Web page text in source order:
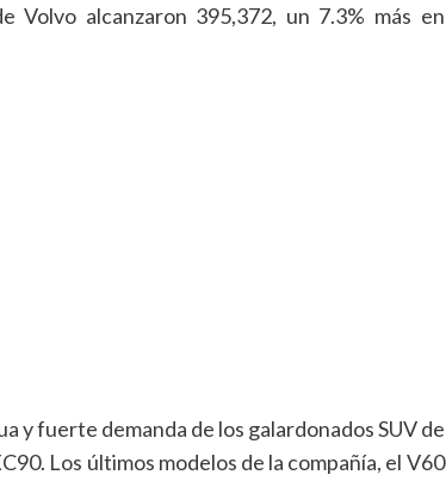
alcanzaron 395,372, un 7.3% más en
y fuerte demanda de los galardonados SUV de
Los últimos modelos de la compañía, el V60